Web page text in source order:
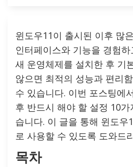
윈도우11이 출시된 이후 많
인터페이스와 기능을 경험
새 운영체제를 설치한 후 기
않으면 최적의 성능과 편리
수 있습니다. 이번 포스팅에
후 반드시 해야 할 설정 10
습니다. 이 글을 통해 윈도우
로 사용할 수 있도록 도와드
목차